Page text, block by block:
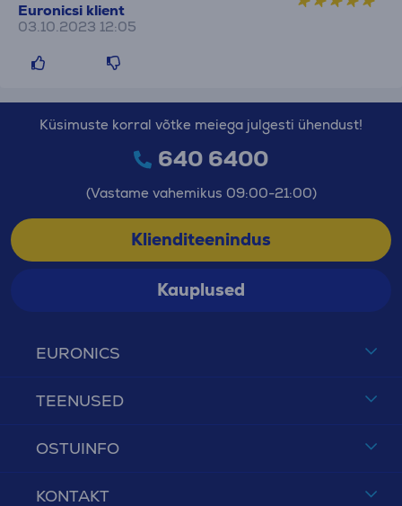
Euronicsi klient
03.10.2023 12:05
EURONICS
TEENUSED
OSTUINFO
KONTAKT
Küsimuste korral võtke meiega julgesti ühendust!
640 6400
(Vastame vahemikus 09:00-21:00)
Klienditeenindus
Kauplused